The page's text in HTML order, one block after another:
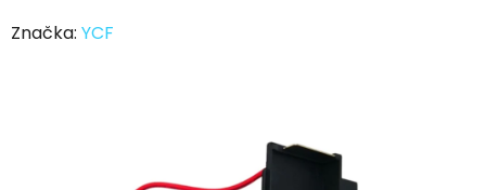
Značka: YCF